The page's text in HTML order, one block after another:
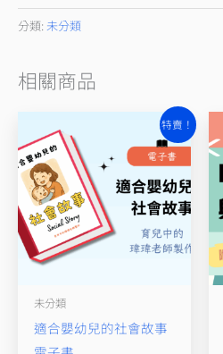
的
一
步
量
分類: 未分類
相關商品
特賣！
未分類
適合嬰幼兒的社會故事
價
格：
NT$150。
價
格：
NT$115。